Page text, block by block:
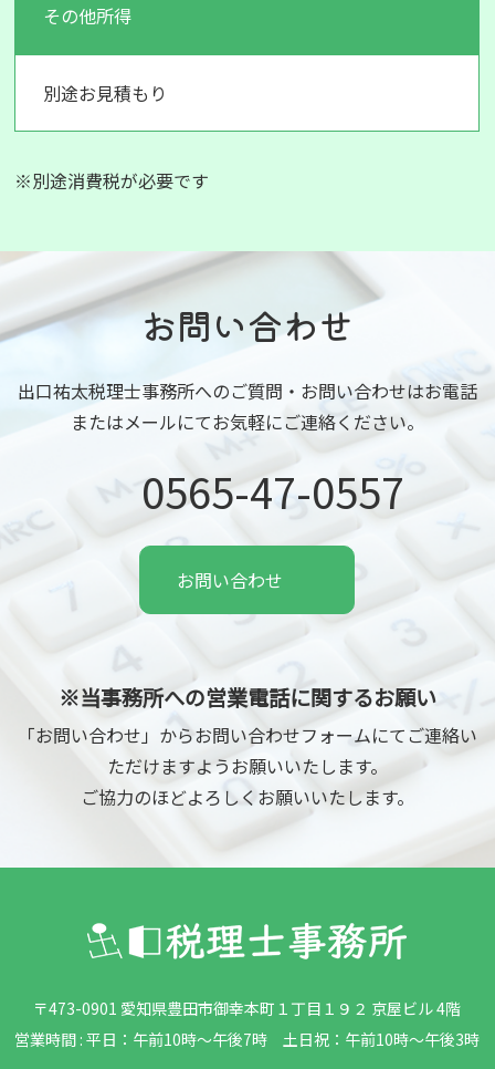
その他所得
別途お見積もり
※別途消費税が必要です
お問い合わせ
出口祐太税理士事務所へのご質問・お問い合わせはお電話
またはメールにてお気軽にご連絡ください。
0565-47-0557
お問い合わせ
※当事務所への営業電話に関するお願い
「お問い合わせ」からお問い合わせフォームにてご連絡い
ただけますようお願いいたします。
ご協力のほどよろしくお願いいたします。
〒473-0901 愛知県豊田市御幸本町１丁目１９２ 京屋ビル 4階
営業時間 : 平日：午前10時～午後7時 土日祝：午前10時～午後3時